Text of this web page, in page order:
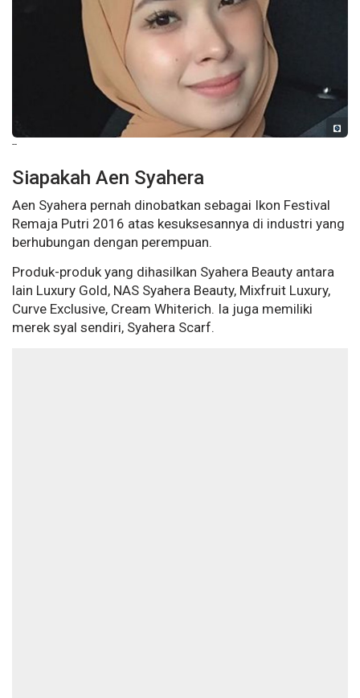
--
Siapakah Aen Syahera
Aen Syahera pernah dinobatkan sebagai Ikon Festival
Remaja Putri 2016 atas kesuksesannya di industri yang
berhubungan dengan perempuan.
Produk-produk yang dihasilkan Syahera Beauty antara
lain Luxury Gold, NAS Syahera Beauty, Mixfruit Luxury,
Curve Exclusive, Cream Whiterich. Ia juga memiliki
merek syal sendiri, Syahera Scarf.